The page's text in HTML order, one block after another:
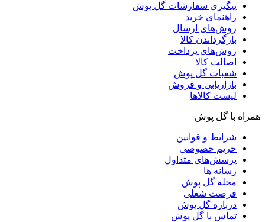
پیگیری سفارشات گل پوش
راهنمای خرید
روش‌های ارسال
بازگرداندن کالا
روش‌های پرداخت
اصالت کالا
شعبات گل پوش
بازاریابی و فروش
لیست کالاها
همراه با گل پوش
شرایط و قوانین
حریم خصوصی
پرسش‌های متداول
رسانه ها
مجله گل پوش
فرصت شغلی
درباره گل پوش
تماس با گل پوش